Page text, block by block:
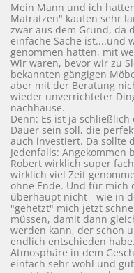
Mein Mann und ich
Matratzen" kaufen sehr
zwar aus dem Grund, da
einfache Sache ist....und
genommen hatten, mit
Wir waren, bevor wir zu
bekannten gängigen
aber mit der Beratung
wieder unverrichteter
nachhause.
Denn: Es ist ja
Dauer sein soll, die
auch investiert. Da sollte
Jedenfalls: Angekommen
Robert wirklich super
wirklich viel Zeit
ohne Ende. Und für mich
überhaupt nicht - wie in
"gehetzt" mich jetzt
müssen, damit dann
werden kann, der schon
endlich entschieden
Atmosphäre in dem
einfach sehr wohl und